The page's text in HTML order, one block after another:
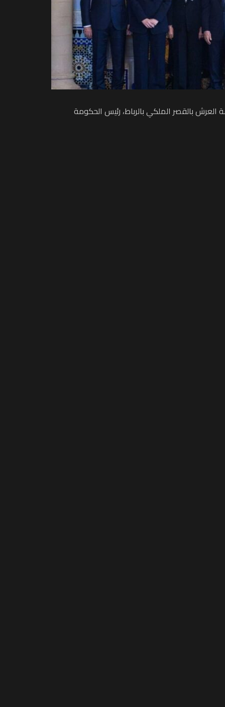
محمد السادس، نصره الله، اليوم الأربعاء 19 ربيع الثاني 1446 ه، الموافق 23 أكتوبر 2024 م، بقاعة العرش بالقصر الملكي بالرباط، رئيس الحكومة